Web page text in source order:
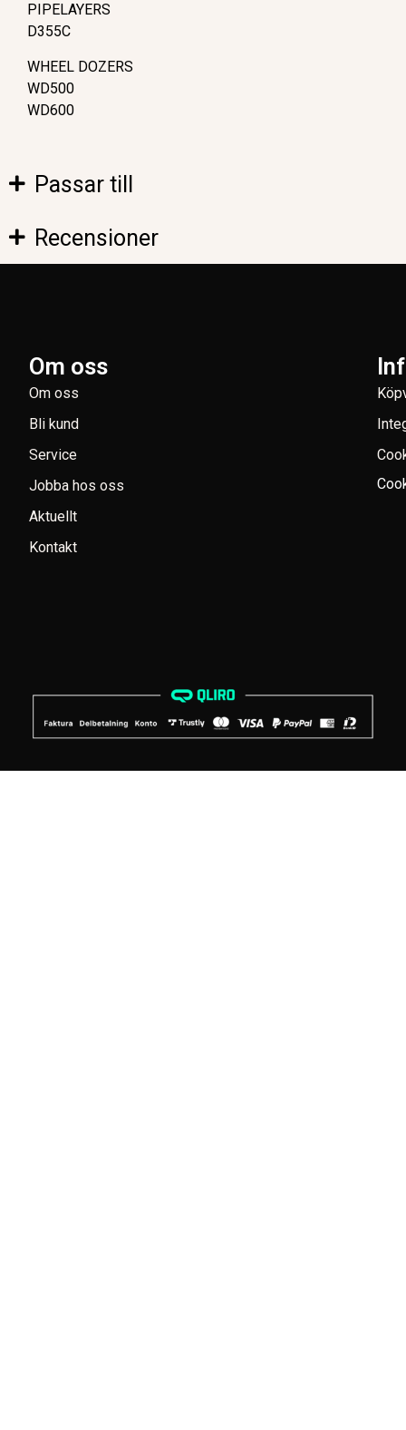
PIPELAYERS
D355C
WHEEL DOZERS
WD500
WD600
Passar till
Recensioner
Om oss
Om oss
Bli kund
Service
Jobba hos oss
Aktuellt
Kontakt